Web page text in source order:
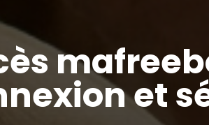
et